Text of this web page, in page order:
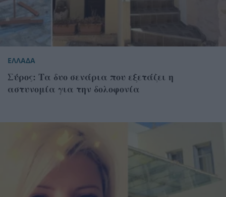
ΕΛΛΑΔΑ
Σύρος: Τα δυο σενάρια που εξετάζει η
αστυνομία για την δολοφονία